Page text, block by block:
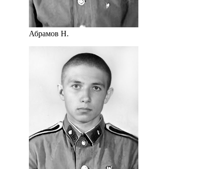
Абрамов Н.